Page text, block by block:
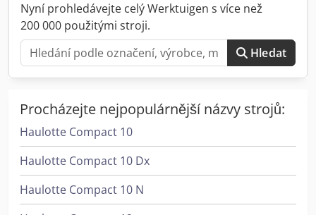
Nyní prohledávejte celý Werktuigen s více než
200 000 použitými stroji.
Hledat
Procházejte nejpopulárnější názvy strojů:
Haulotte Compact 10
Haulotte Compact 10 Dx
Haulotte Compact 10 N